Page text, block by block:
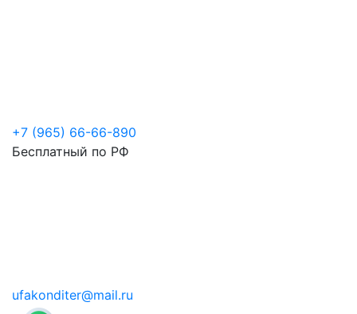
+7 (965) 66-66-890
Бесплатный по РФ
ufakonditer@mail.ru